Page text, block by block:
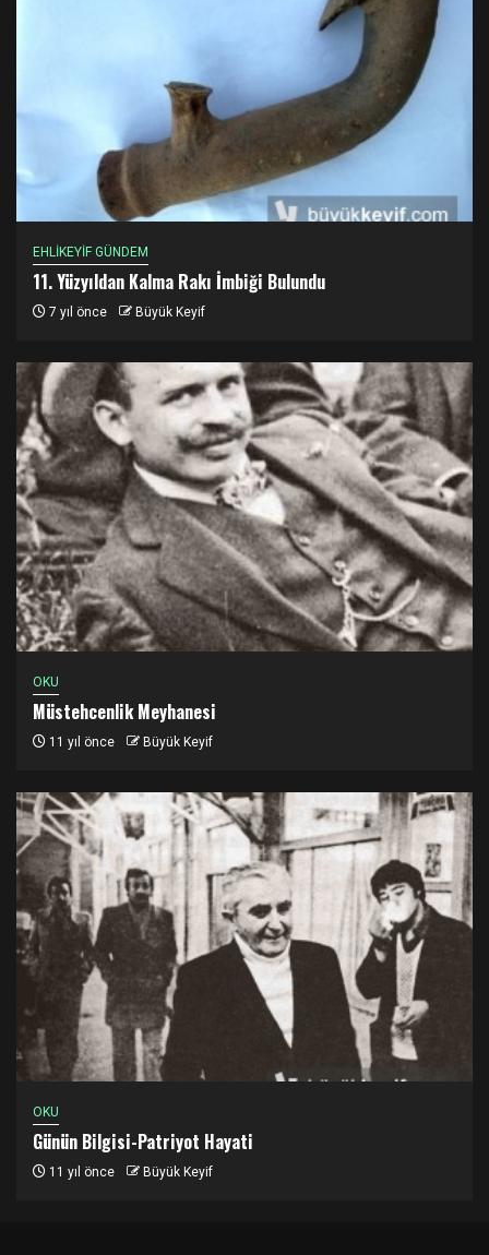
EHLİKEYİF GÜNDEM
11. Yüzyıldan Kalma Rakı İmbiği Bulundu
7 yıl önce Büyük Keyif
OKU
Müstehcenlik Meyhanesi
11 yıl önce Büyük Keyif
OKU
Günün Bilgisi-Patriyot Hayati
11 yıl önce Büyük Keyif